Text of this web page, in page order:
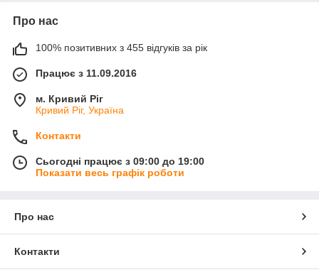
Про нас
100% позитивних з 455 відгуків за рік
Працює з 11.09.2016
м. Кривий Ріг
Кривий Ріг, Україна
Контакти
Сьогодні працює з 09:00 до 19:00
Показати весь графік роботи
Про нас
Контакти